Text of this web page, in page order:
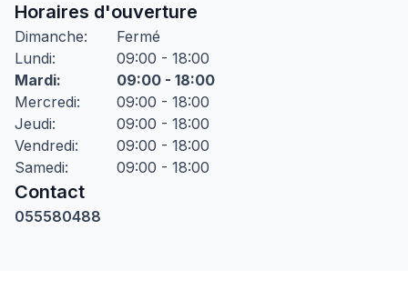
Horaires d'ouverture
Dimanche:
Fermé
Lundi:
09:00 - 18:00
Mardi:
09:00 - 18:00
Mercredi:
09:00 - 18:00
Jeudi:
09:00 - 18:00
Vendredi:
09:00 - 18:00
Samedi: 09:00 - 18:00
Contact
055580488